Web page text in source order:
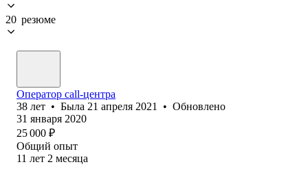
20 резюме
Оператор call-центра
38 лет • Была 21 апреля 2021 • Обновлено
31 января 2020
25 000 ₽
Общий опыт
11 лет 2 месяца